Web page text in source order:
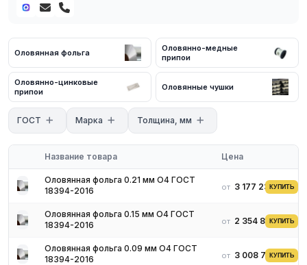
Наличие на складе в России
Обязательное наличие сертификатов
Доставка по региону
Для получения актуальных цен и наличия на складе свяжитесь
с нашими менеджерами. Мы предложим оптимальные условия
поставки и доставки.
Оловянная фольга
Оловянно-медные
припои
Оловянно-цинковые
припои
Оловянные чушки
ГОСТ Марка Толщина, мм
Название товара Цена
Оловянная фольга 0.21 мм О4 ГОСТ
18394-2016
от 3 177 236 ₽КУПИТЬ
Оловянная фольга 0.15 мм О4 ГОСТ
18394-2016
от 2 354 811 ₽КУПИТЬ
Оловянная фольга 0.09 мм О4 ГОСТ
18394-2016
от 3 008 700 ₽
КУПИТЬ